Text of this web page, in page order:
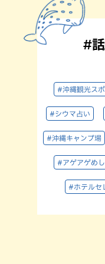
#
#沖縄観光ス
#シウマ占い
#沖縄キャンプ場
#アゲアゲめし
#ホテルセ